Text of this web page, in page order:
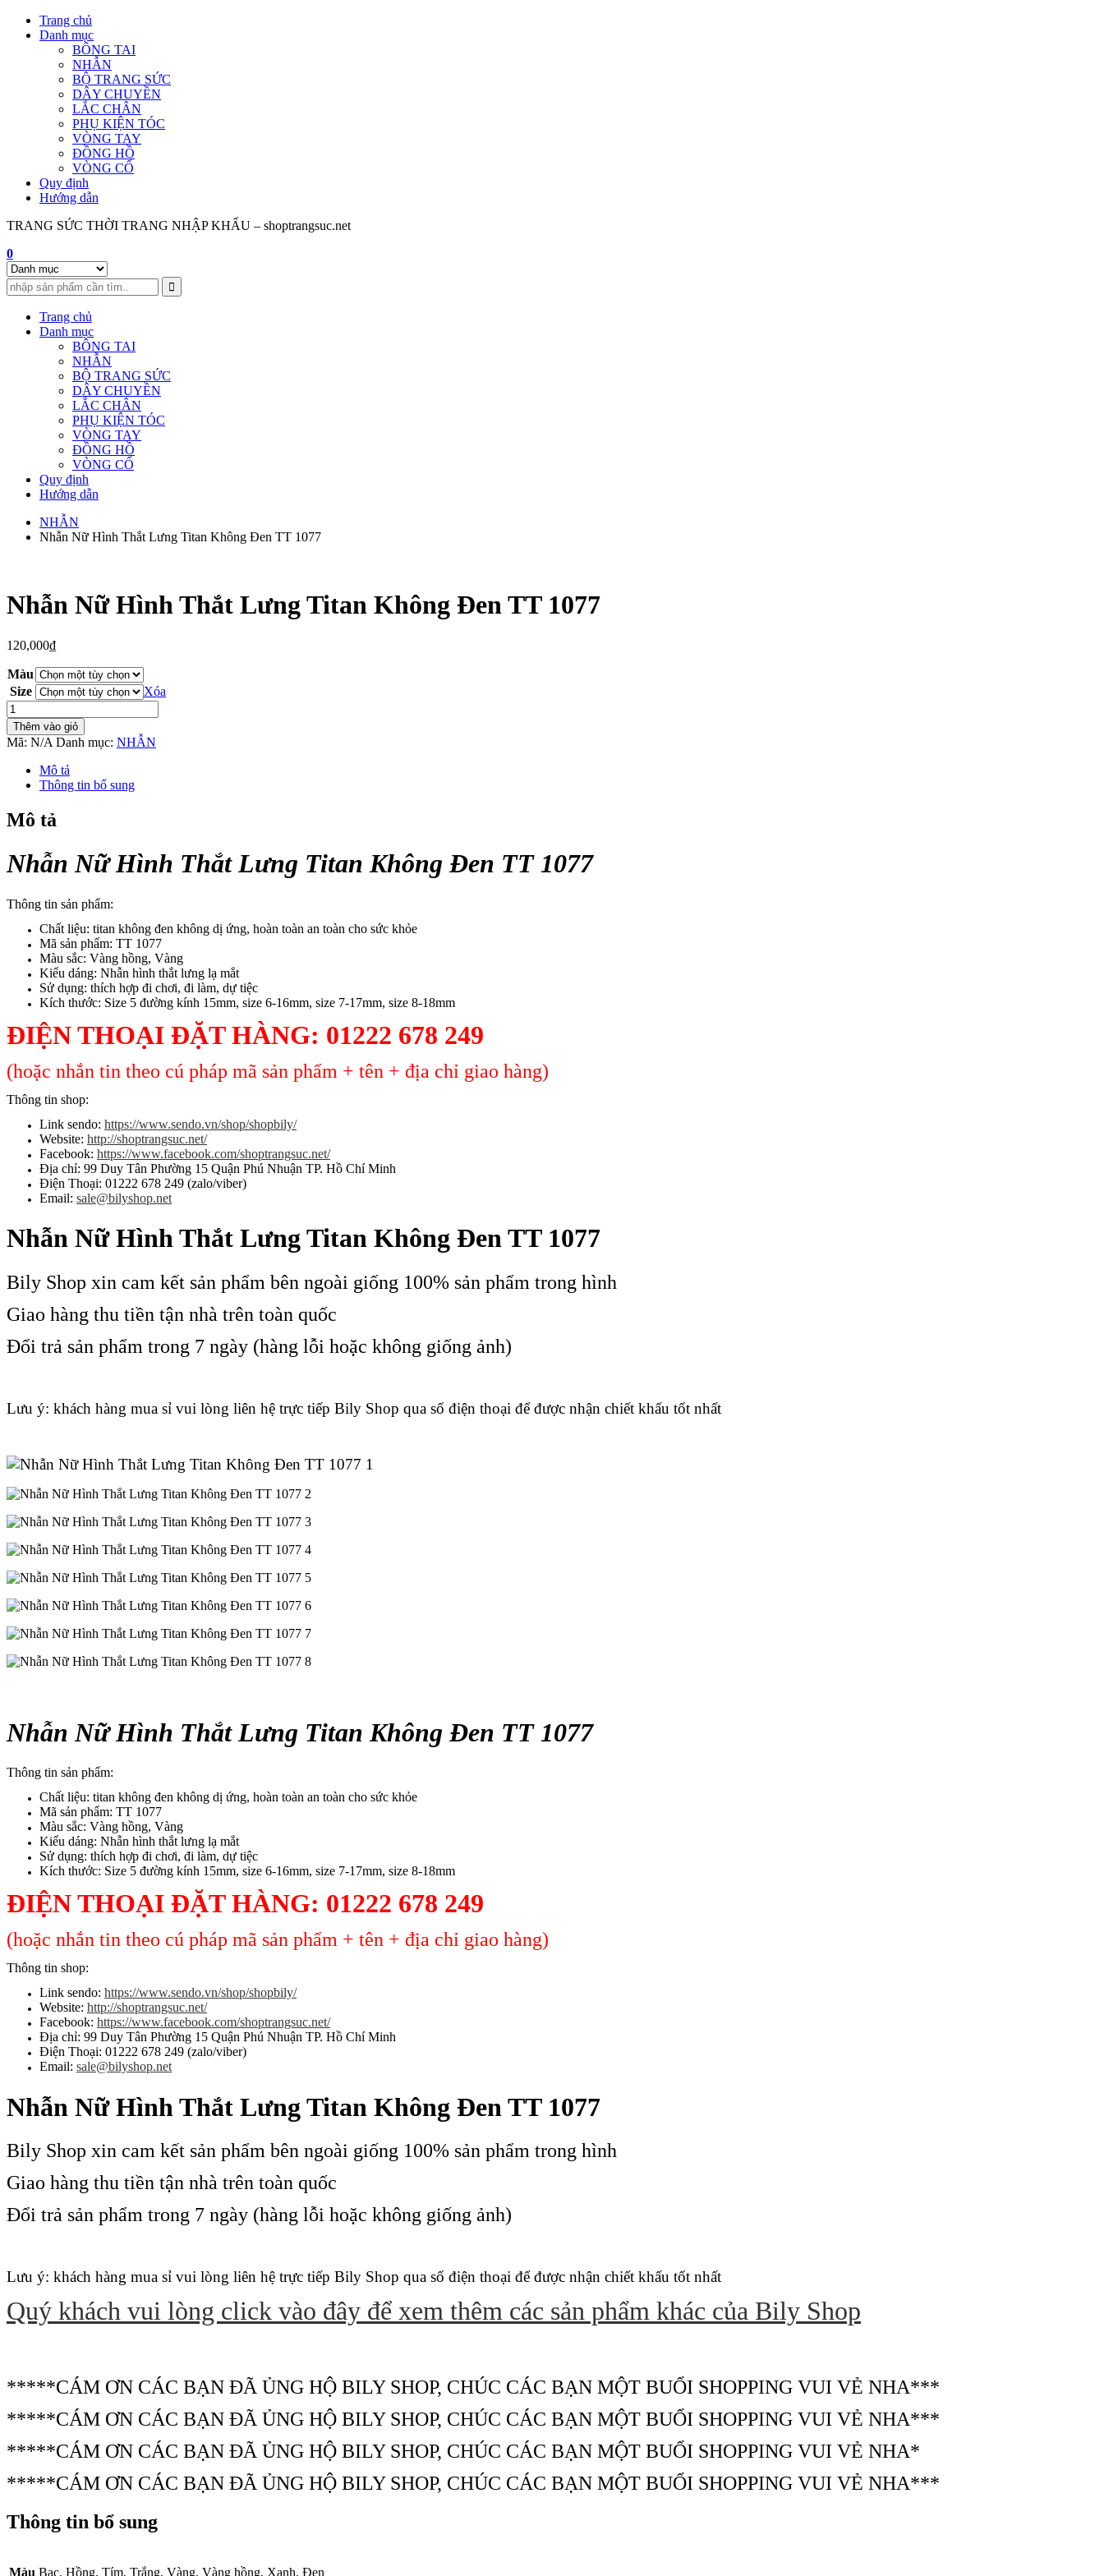
Skip
Trang chủ
Danh mục
BÔNG TAI
NHẪN
BỘ TRANG SỨC
DÂY CHUYỀN
LẮC CHÂN
PHỤ KIỆN TÓC
VÒNG TAY
ĐỒNG HỒ
VÒNG CỔ
Quy định
Hướng dẫn
TRANG SỨC THỜI TRANG NHẬP KHẨU – shoptrangsuc.net
0
Trang chủ
Danh mục
BÔNG TAI
NHẪN
BỘ TRANG SỨC
DÂY CHUYỀN
LẮC CHÂN
PHỤ KIỆN TÓC
VÒNG TAY
ĐỒNG HỒ
VÒNG CỔ
Quy định
Hướng dẫn
NHẪN
Nhẫn Nữ Hình Thắt Lưng Titan Không Đen TT 1077
Nhẫn Nữ Hình Thắt Lưng Titan Không Đen TT 1077
120,000₫
Màu
Size
Xóa
Nhẫn
Nữ
Hình
Thắt
Lưng
Titan
Không
Đen
TT
số
lượng
Thêm vào giỏ
Mã: N/A Danh mục: NHẪN
Mô tả
Thông tin bổ sung
Mô tả
Nhẫn Nữ Hình Thắt Lưng Titan Không Đen TT 1077
Thông tin sản phẩm:
Chất liệu: titan không đen không dị ứng, hoàn toàn an toàn cho sức khỏe
Mã sản phẩm: TT 1077
Màu sắc: Vàng hồng, Vàng
Kiểu dáng: Nhẫn hình thắt lưng lạ mắt
Sử dụng: thích hợp đi chơi, đi làm, dự tiệc
Kích thước: Size 5 đường kính 15mm, size 6-16mm, size 7-17mm, size 8-18mm
ĐIỆN THOẠI ĐẶT HÀNG: 01222 678 249
(hoặc nhắn tin theo cú pháp mã sản phẩm + tên + địa chỉ giao hàng)
Thông tin shop:
Link sendo: https://www.sendo.vn/shop/shopbily/
Website: http://shoptrangsuc.net/
Facebook: https://www.facebook.com/shoptrangsuc.net/
Địa chỉ: 99 Duy Tân Phường 15 Quận Phú Nhuận TP. Hồ Chí Minh
Điện Thoại: 01222 678 249 (zalo/viber)
Email: sale@bilyshop.net
Nhẫn Nữ Hình Thắt Lưng Titan Không Đen TT 1077
Bily Shop xin cam kết sản phẩm bên ngoài giống 100% sản phẩm trong hình
Giao hàng thu tiền tận nhà trên toàn quốc
Đổi trả sản phẩm trong 7 ngày (hàng lỗi hoặc không giống ảnh)
Lưu ý: khách hàng mua sỉ vui lòng liên hệ trực tiếp Bily Shop qua số điện thoại để được nhận chiết khấu tốt nhất
Nhẫn Nữ Hình Thắt Lưng Titan Không Đen TT 1077
Thông tin sản phẩm:
Chất liệu: titan không đen không dị ứng, hoàn toàn an toàn cho sức khỏe
Mã sản phẩm: TT 1077
Màu sắc: Vàng hồng, Vàng
Kiểu dáng: Nhẫn hình thắt lưng lạ mắt
Sử dụng: thích hợp đi chơi, đi làm, dự tiệc
Kích thước: Size 5 đường kính 15mm, size 6-16mm, size 7-17mm, size 8-18mm
ĐIỆN THOẠI ĐẶT HÀNG: 01222 678 249
(hoặc nhắn tin theo cú pháp mã sản phẩm + tên + địa chỉ giao hàng)
Thông tin shop:
Link sendo: https://www.sendo.vn/shop/shopbily/
Website: http://shoptrangsuc.net/
Facebook: https://www.facebook.com/shoptrangsuc.net/
Địa chỉ: 99 Duy Tân Phường 15 Quận Phú Nhuận TP. Hồ Chí Minh
Điện Thoại: 01222 678 249 (zalo/viber)
Email: sale@bilyshop.net
Nhẫn Nữ Hình Thắt Lưng Titan Không Đen TT 1077
Bily Shop xin cam kết sản phẩm bên ngoài giống 100% sản phẩm trong hình
Giao hàng thu tiền tận nhà trên toàn quốc
Đổi trả sản phẩm trong 7 ngày (hàng lỗi hoặc không giống ảnh)
Lưu ý: khách hàng mua sỉ vui lòng liên hệ trực tiếp Bily Shop qua số điện thoại để được nhận chiết khấu tốt nhất
Quý khách vui lòng click vào đây để xem thêm các sản phẩm khác của Bily Shop
*****CÁM ƠN CÁC BẠN ĐÃ ỦNG HỘ BILY SHOP, CHÚC CÁC BẠN MỘT BUỔI SHOPPING VUI VẺ NHA***
*****CÁM ƠN CÁC BẠN ĐÃ ỦNG HỘ BILY SHOP, CHÚC CÁC BẠN MỘT BUỔI SHOPPING VUI VẺ NHA***
*****CÁM ƠN CÁC BẠN ĐÃ ỦNG HỘ BILY SHOP, CHÚC CÁC BẠN MỘT BUỔI SHOPPING VUI VẺ NHA*
*****CÁM ƠN CÁC BẠN ĐÃ ỦNG HỘ BILY SHOP, CHÚC CÁC BẠN MỘT BUỔI SHOPPING VUI VẺ NHA***
Thông tin bổ sung
Màu Bạc, Hồng, Tím, Trắng, Vàng, Vàng hồng, Xanh, Đen